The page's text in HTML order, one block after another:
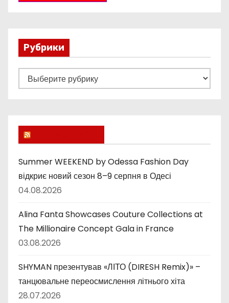
Рубрики
у
к
и
Summer WEEKEND by Odessa Fashion Day
відкриє новий сезон 8–9 серпня в Одесі
04.08.2026
Alina Fanta Showcases Couture Collections at
The Millionaire Concept Gala in France
03.08.2026
SHYMAN презентував «ЛІТО (DIRESH Remix)» –
танцювальне переосмислення літнього хіта
28.07.2026